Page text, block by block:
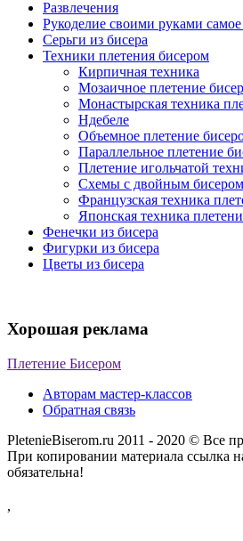
Развлечения
Рукоделие своими руками
Серьги из бисера
Техники плетения бисером
Кирпичная техника
Мозаичное плетение
Монастырская техника
Ндебеле
Объемное плетение
Параллельное плетение
Плетение игольчатой
Схемы с двойным бисером
Французская техника
Японская техника
Фенечки из бисера
Фигурки из бисера
Цветы из бисера
Хорошая реклама
Плетение Бисером
Авторам мастер-классов
Обратная связь
PletenieBiserom.ru 2011 - 2020 © Все
При копировании материала ссылка
обязательна!
,